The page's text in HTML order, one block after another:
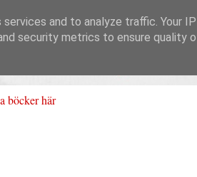
böcker här
and to analyze traffic. Your
security metrics to ensure quality